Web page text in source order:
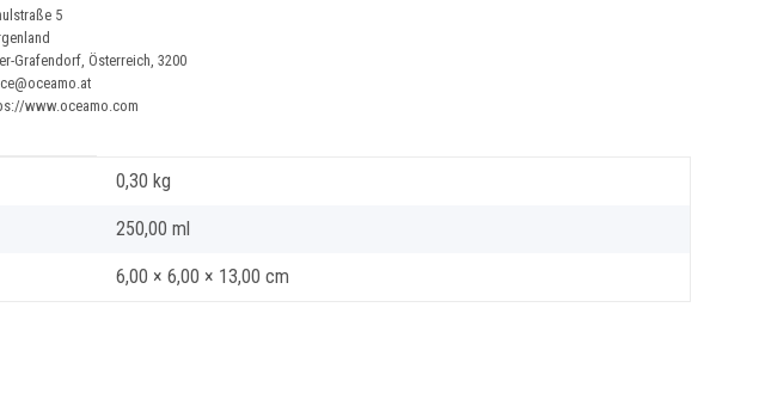
5
Grafendorf, Österreich, 3200
www.oceamo.com
0,30 kg
250,00 ml
6,00 × 6,00 × 13,00 cm